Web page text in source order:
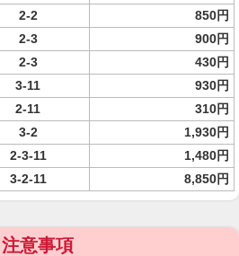
2-2
850円
2-3 900円
2-3
430円
3-11
930円
2-11
310円
3-2
1,930円
2-3-11
1,480円
3-2-11 8,850円
注意事項